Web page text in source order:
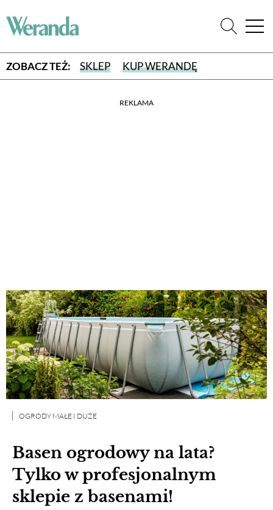
ZOBACZ TEŻ: SKLEP KUP WERANDĘ
REKLAMA
Basen ogrodowy na lata?
Tylko w profesjonalnym
sklepie z basenami!
OGRODY MAŁE I DUŻE